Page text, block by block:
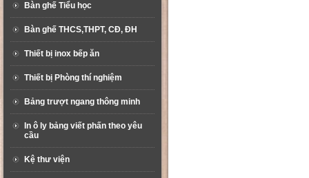
Bàn ghế Tiểu học
Bàn ghế THCS,THPT, CĐ, ĐH
Thiết bị inox bếp ăn
Thiết bị Phòng thí nghiệm
Bảng trượt ngang thông minh
In ô ly bảng viết phấn theo yêu
cầu
Kệ thư viện